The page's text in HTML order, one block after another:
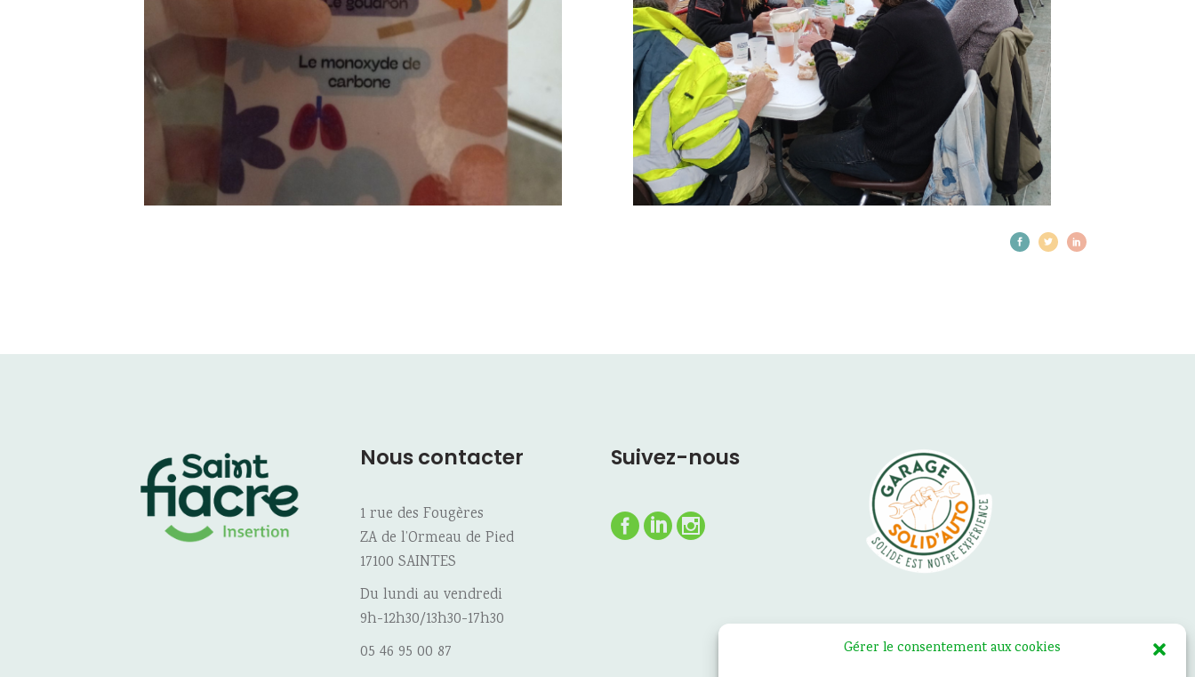
Gérer le consentement aux cookies
Nous contacter
1 rue des Fougères
ZA de l’Ormeau de Pied
17100 SAINTES
Du lundi au vendredi
9h-12h30/13h30-17h30
05 46 95 00 87
Suivez-nous